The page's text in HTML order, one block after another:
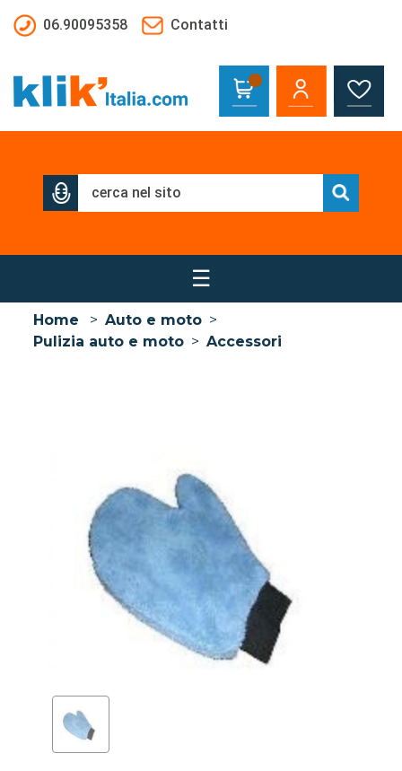
06.90095358
Contatti
☰
Home > Auto e moto >
Pulizia auto e moto > Accessori